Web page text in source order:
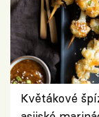
Květákové